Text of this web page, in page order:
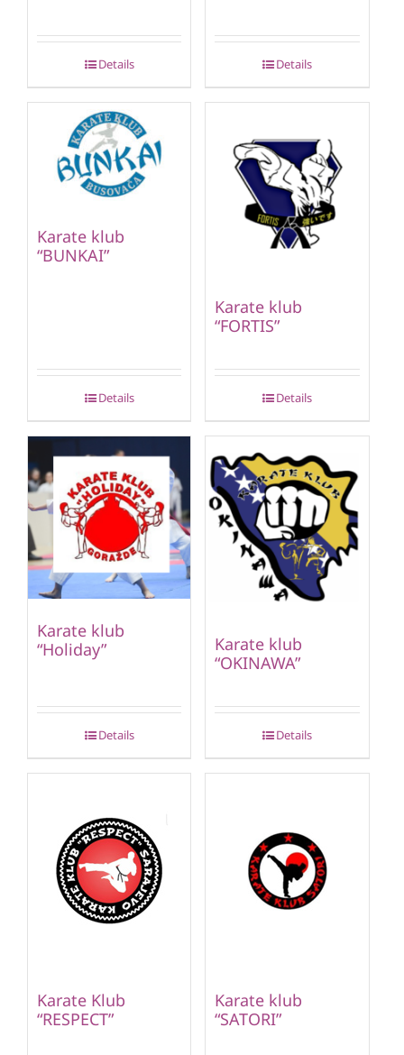
Details Details
Karate klub
“BUNKAI”
Details
Karate klub
“FORTIS”
Details
Karate klub
“Holiday”
Details
Karate klub
“OKINAWA”
Details
Karate Klub
“RESPECT”
Karate klub
“SATORI”